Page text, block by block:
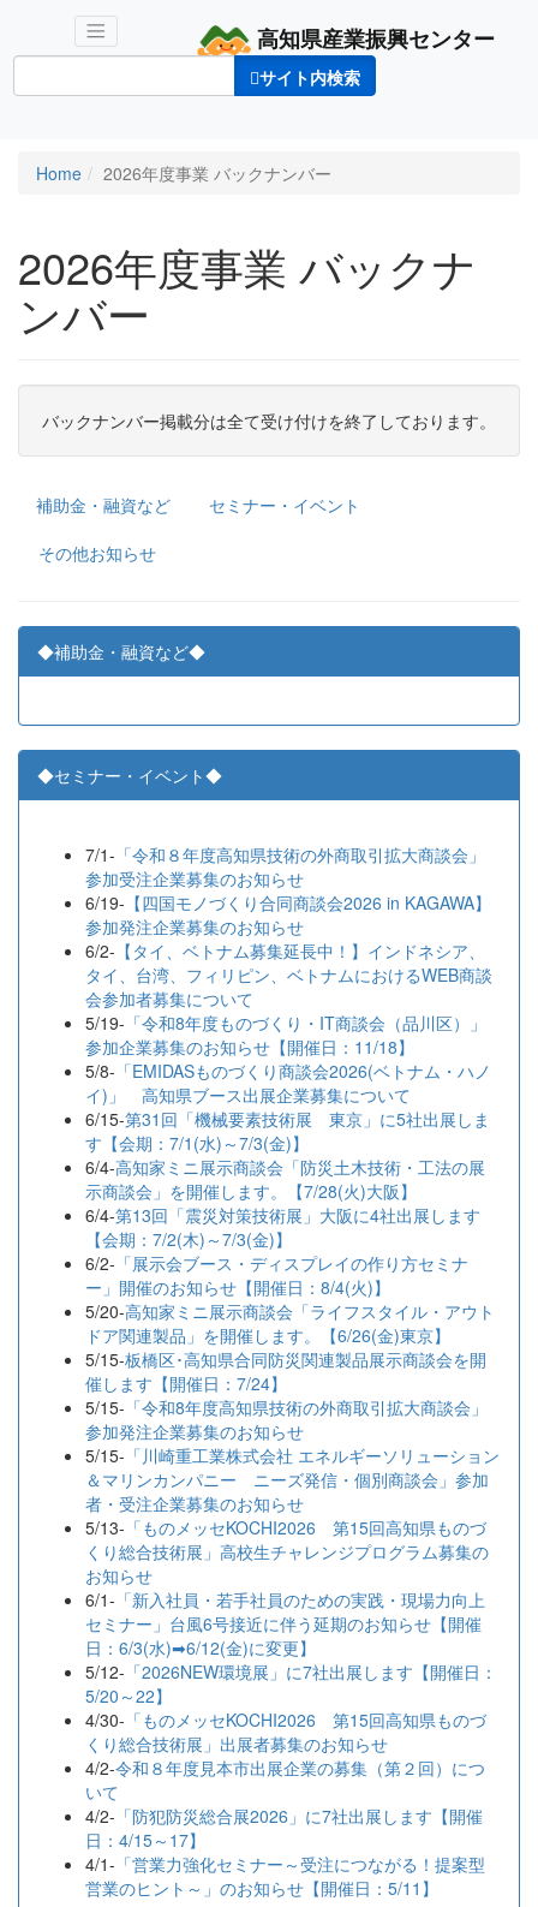
高知県産業振興センター
サイト内検索
サイト内検索
Home 2026年度事業 バックナンバー
2026年度事業 バックナ
ンバー
バックナンバー掲載分は全て受け付けを終了しております。
補助金・融資など
セミナー・イベント
その他お知らせ
◆補助金・融資など◆
◆セミナー・イベント◆
7/1- 「令和８年度高知県技術の外商取引拡大商談会」
参加受注企業募集のお知らせ
6/19- 【四国モノづくり合同商談会2026 in KAGAWA】
参加発注企業募集のお知らせ
6/2- 【タイ、ベトナム募集延長中！】インドネシア、
タイ、台湾、フィリピン、ベトナムにおけるWEB商談
会参加者募集について
5/19- 「令和8年度ものづくり・IT商談会（品川区）」
参加企業募集のお知らせ【開催日：11/18】
5/8- 「EMIDASものづくり商談会2026(ベトナム・ハノ
イ)」 高知県ブース出展企業募集について
6/15-第31回「機械要素技術展 東京」に5社出展しま
す【会期：7/1(水)～7/3(金)】
6/4-高知家ミニ展示商談会「防災土木技術・工法の展
示商談会」を開催します。【7/28(火)大阪】
6/4-第13回「震災対策技術展」大阪に4社出展します
【会期：7/2(木)～7/3(金)】
6/2- 「展示会ブース・ディスプレイの作り方セミナ
ー」開催のお知らせ【開催日：8/4(火)】
5/20-高知家ミニ展示商談会「ライフスタイル・アウト
ドア関連製品」を開催します。【6/26(金)東京】
5/15-板橋区･高知県合同防災関連製品展示商談会を開
催します【開催日：7/24】
5/15- 「令和8年度高知県技術の外商取引拡大商談会」
参加発注企業募集のお知らせ
5/15- 「川崎重工業株式会社 エネルギーソリューション
＆マリンカンパニー ニーズ発信・個別商談会」参加
者・受注企業募集のお知らせ
5/13- 「ものメッセKOCHI2026 第15回高知県ものづ
くり総合技術展」高校生チャレンジプログラム募集の
お知らせ
6/1- 「新入社員・若手社員のための実践・現場力向上
セミナー」台風6号接近に伴う延期のお知らせ【開催
日：6/3(水)➡6/12(金)に変更】
5/12- 「2026NEW環境展」に7社出展します【開催日：
5/20～22】
4/30- 「ものメッセKOCHI2026 第15回高知県ものづ
くり総合技術展」出展者募集のお知らせ
4/2-令和８年度見本市出展企業の募集（第２回）につ
いて
4/2- 「防犯防災総合展2026」に7社出展します【開催
日：4/15～17】
4/1- 「営業力強化セミナー～受注につながる！提案型
営業のヒント～」のお知らせ【開催日：5/11】